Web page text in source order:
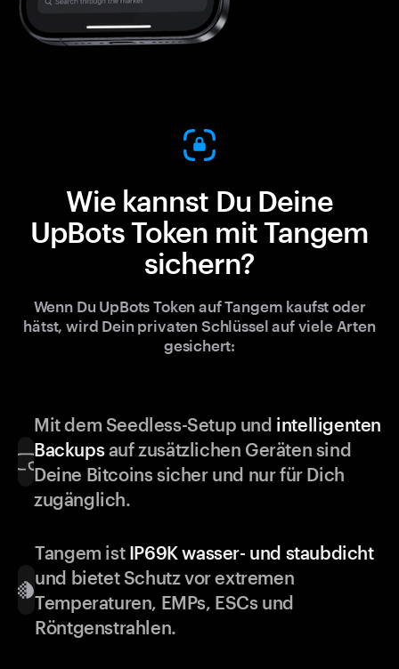
Wie kannst Du Deine
UpBots Token mit Tangem
sichern?
Wenn Du UpBots Token auf Tangem kaufst oder
hätst, wird Dein privaten Schlüssel auf viele Arten
gesichert:
Mit dem Seedless-Setup und intelligenten
Backupsauf zusätzlichen Geräten sind
Deine Bitcoins sicher und nur für Dich
zugänglich.
Tangem ist IP69K wasser- und staubdicht
und bietet Schutz vor extremen
Temperaturen, EMPs, ESCs und
Röntgenstrahlen.